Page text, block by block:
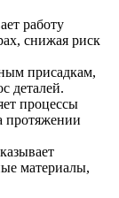
работу
снижая риск
присадкам,
деталей.
процессы
протяжении
материалы,